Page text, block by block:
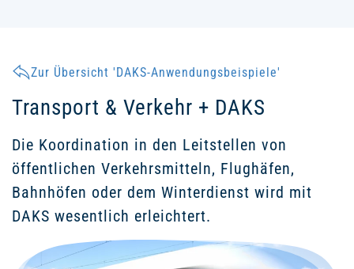
Zur Übersicht 'DAKS-Anwendungsbeispiele'
Transport & Verkehr + DAKS
Die Koordination in den Leitstellen von
öffentlichen Verkehrsmitteln, Flughäfen,
Bahnhöfen oder dem Winterdienst wird mit
DAKS wesentlich erleichtert.